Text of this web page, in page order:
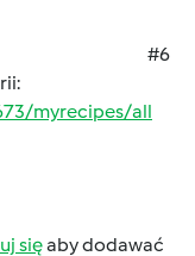
#6
myrecipes/all
sięaby dodawać